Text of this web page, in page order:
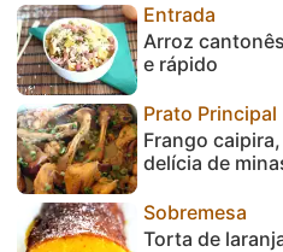
Entrada
Arroz
e rápido
Prato Principal
Frango
delícia de
Sobremesa
Torta de